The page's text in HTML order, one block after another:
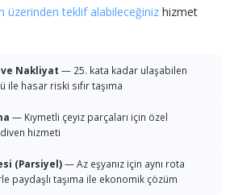
üzerinden teklif alabileceğiniz hizmet
Nakliyat — 25. kata kadar ulaşabilen
hasar riski sıfır taşıma
— Kıymetli çeyiz parçaları için özel
hizmeti
(Parsiyel)— Az eşyanız için aynı rota
paydaşlı taşıma ile ekonomik çözüm